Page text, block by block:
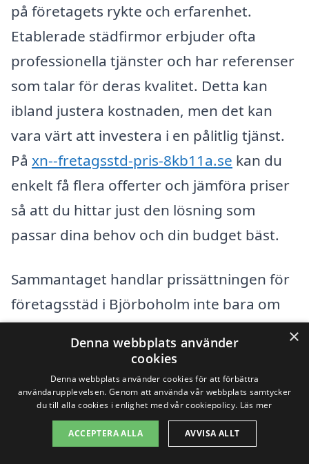
på företagets rykte och erfarenhet.
Etablerade städfirmor erbjuder ofta
professionella tjänster och har referenser
som talar för deras kvalitet. Detta kan
ibland justera kostnaden, men det kan
vara värt att investera i en pålitlig tjänst.
På xn--fretagsstd-pris-8kb11a.se kan du
enkelt få flera offerter och jämföra priser
så att du hittar just den lösning som
passar dina behov och din budget bäst.
Sammantaget handlar prissättningen för
företagsstäd i Björboholm inte bara om
att få den lägsta kostnaden, utan om att
hitta en balans mellan pris och kvalitet, så
att du får valuta för pengarna och en ren
och fräsch arbetsmiljö.
Få 3 erbjudanden, gratis och utan
×
Denna webbplats använder
cookies
Denna webbplats använder cookies för att förbättra
användarupplevelsen. Genom att använda vår webbplats samtycker
du till alla cookies i enlighet med vår cookiepolicy. Läs mer
ACCEPTERA ALLA AVVISA ALLT